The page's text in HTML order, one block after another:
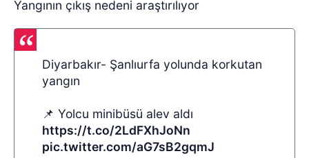
Yangının çıkış nedeni araştırılıyor
Diyarbakır- Şanlıurfa yolunda korkutan
yangın
📌 Yolcu minibüsü alev aldı
https://t.co/2LdFXhJoNn
pic.twitter.com/aG7sB2gqmJ